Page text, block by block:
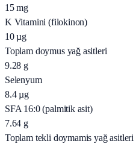
15 mg
K Vitamini (filokinon)
10 µg
Toplam doymus yağ asitleri
9.28 g
Selenyum
8.4 µg
SFA 16:0 (palmitik asit)
7.64 g
Toplam tekli doymamis yağ asitleri